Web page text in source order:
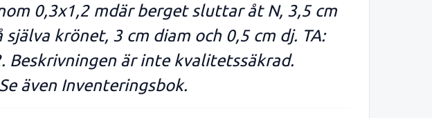
0,3x1,2 mdär berget sluttar åt N, 3,5 cm
krönet, 3 cm diam och 0,5 cm dj. TA:
Beskrivningen är inte kvalitetssäkrad.
även Inventeringsbok.